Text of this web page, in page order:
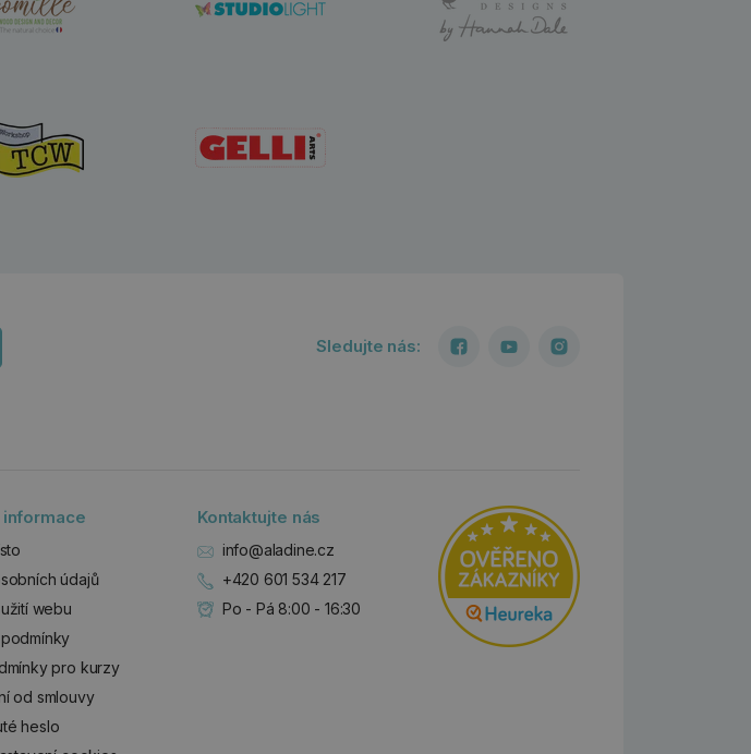
Sledujte nás:
informace
údajů
webu
pro kurzy
od smlouvy
heslo
Kontaktujte nás
info@aladine.cz
+420 601 534 217
Po - Pá 8:00 - 16:30